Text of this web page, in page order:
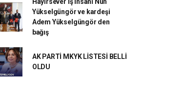
Yükselgüngör ve kardeşi
Adem Yükselgüngör den
bağış
AK PARTİ MKYK LİSTESİ BELLİ
OLDU